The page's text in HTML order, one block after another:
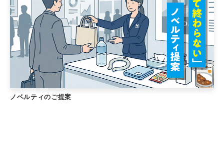
ノベルティのご提案